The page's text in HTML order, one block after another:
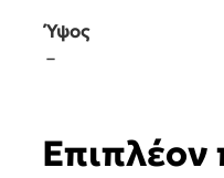
Ύψος
–
Επιπλέον